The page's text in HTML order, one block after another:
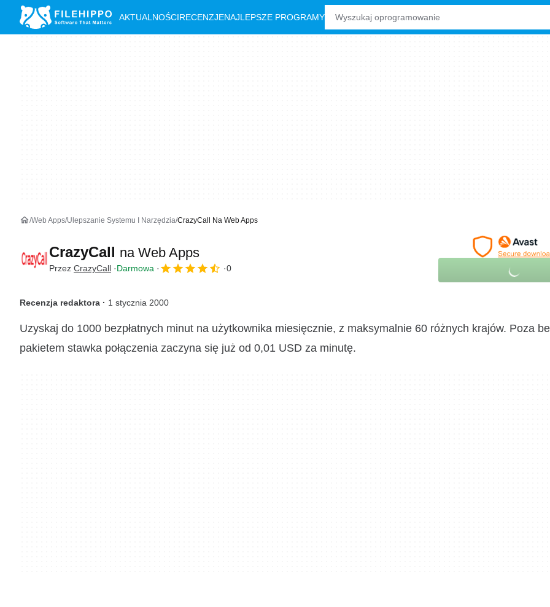
AKTUALNOŚCIRECENZJENAJLEPSZE PROGRAMY
Web Apps Ulepszanie Systemu I Narzędzia CrazyCall Na Web Apps
CrazyCall na Web Apps
Przez CrazyCall Darmowa 0
Recenzja redaktora · 1 stycznia 2000
Uzyskaj do 1000 bezpłatnych minut na użytkownika miesięcznie, z maksymalnie 60 różnych krajów. Poza
pakietem stawka połączenia zaczyna się już od 0,01 USD za minutę.